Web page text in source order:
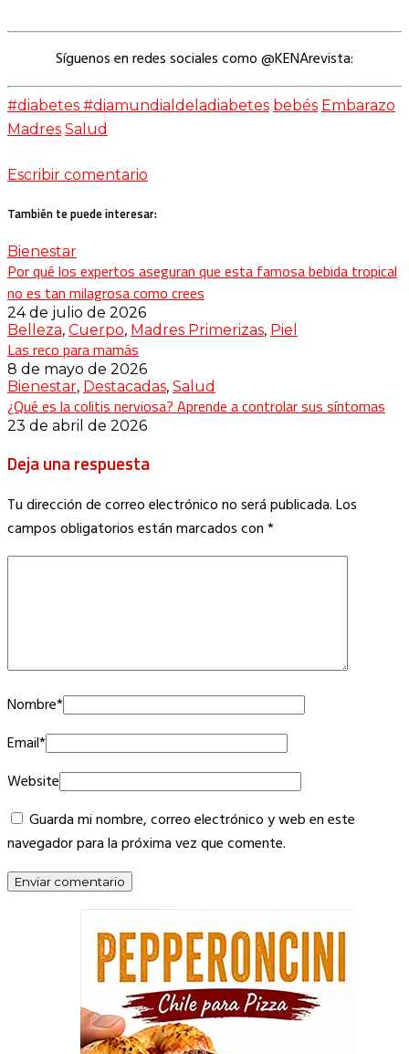
Síguenos en redes sociales como @KENArevista:
#diabetes #diamundialdeladiabetes bebés Embarazo
Madres Salud
Escribir comentario
También te puede interesar:
Bienestar
Por qué los expertos aseguran que esta famosa bebida tropical
no es tan milagrosa como crees
24 de julio de 2026
Belleza, Cuerpo, Madres Primerizas, Piel
Las reco para mamás
8 de mayo de 2026
Bienestar, Destacadas, Salud
¿Qué es la colitis nerviosa? Aprende a controlar sus síntomas
23 de abril de 2026
Deja una respuesta
Tu dirección de correo electrónico no será publicada.Los
campos obligatorios están marcados con*
Nombre*
Email*
Website
Guarda mi nombre, correo electrónico y web en este
navegador para la próxima vez que comente.